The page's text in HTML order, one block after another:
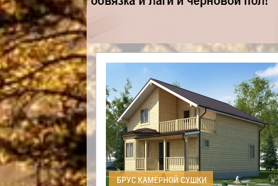
БРУС КАМЕРНОЙ СУШКИ